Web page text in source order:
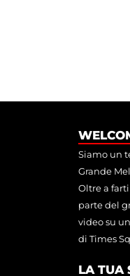
Siamo un
Grande
Oltre a
parte del
video su
di Times
LA TUA